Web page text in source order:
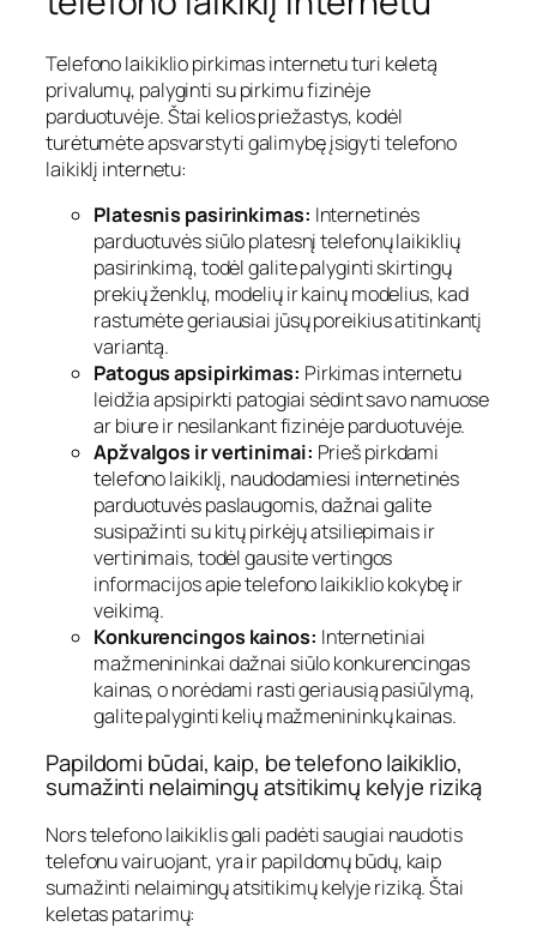
Telefono laikiklio pirkimas internetu turi keletą
privalumų, palyginti su pirkimu fizinėje
parduotuvėje. Štai kelios priežastys, kodėl
turėtumėte apsvarstyti galimybę įsigyti telefono
laikiklį internetu:
Platesnis pasirinkimas: Internetinės
parduotuvės siūlo platesnį telefonų laikiklių
pasirinkimą, todėl galite palyginti skirtingų
prekių ženklų, modelių ir kainų modelius, kad
rastumėte geriausiai jūsų poreikius atitinkantį
variantą.
Patogus apsipirkimas: Pirkimas internetu
leidžia apsipirkti patogiai sėdint savo namuose
ar biure ir nesilankant fizinėje parduotuvėje.
Apžvalgos ir vertinimai: Prieš pirkdami
telefono laikiklį, naudodamiesi internetinės
parduotuvės paslaugomis, dažnai galite
susipažinti su kitų pirkėjų atsiliepimais ir
vertinimais, todėl gausite vertingos
informacijos apie telefono laikiklio kokybę ir
veikimą.
Konkurencingos kainos: Internetiniai
mažmenininkai dažnai siūlo konkurencingas
kainas, o norėdami rasti geriausią pasiūlymą,
galite palyginti kelių mažmenininkų kainas.
Papildomi būdai, kaip, be telefono laikiklio,
sumažinti nelaimingų atsitikimų kelyje riziką
Nors telefono laikiklis gali padėti saugiai naudotis
telefonu vairuojant, yra ir papildomų būdų, kaip
sumažinti nelaimingų atsitikimų kelyje riziką. Štai
keletas patarimų: